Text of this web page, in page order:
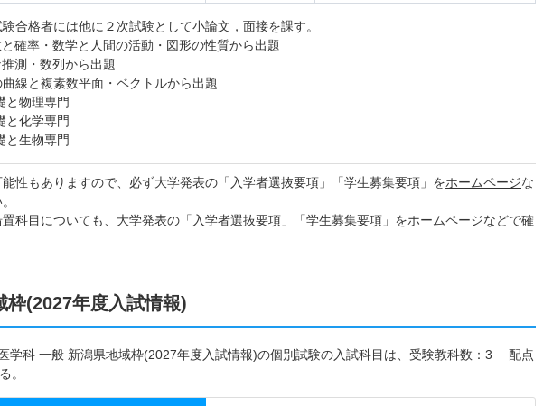
合格者には他に２次試験として小論文，面接を課す。
確率・数学と人間の活動・図形の性質から出題
測・数列から出題
線と複素数平面・ベクトルから出題
と物理専門
と化学専門
と生物専門
性もありますので、必ず大学発表の「入学者選抜要項」「学生募集要項」をホームページな
科目についても、大学発表の「入学者選抜要項」「学生募集要項」をホームページなどで確
枠(2027年度入試情報)
学科 一般 新潟県地域枠(2027年度入試情報)の個別試験の入試科目は、受験教科数：3 配点
。